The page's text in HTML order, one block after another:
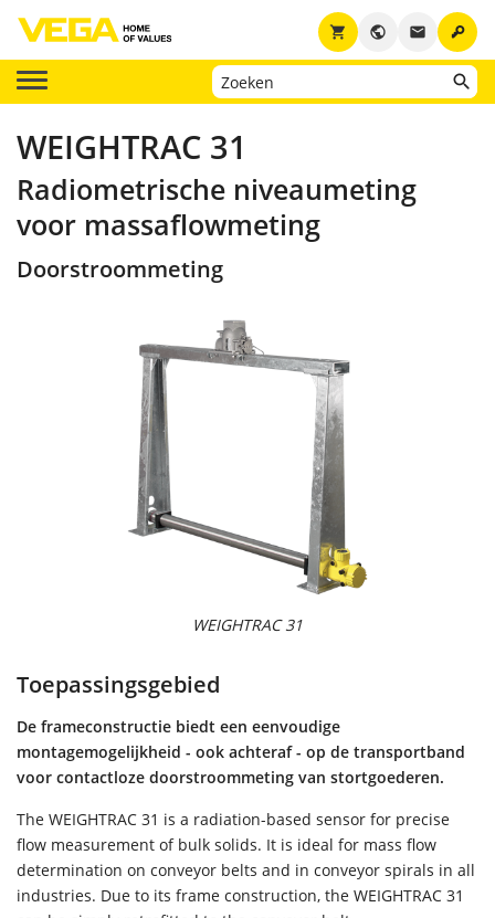
key
email
public
shopping_cart
WEIGHTRAC 31
Radiometrische niveaumeting
voor massaflowmeting
Doorstroommeting
WEIGHTRAC 31
Toepassingsgebied
De frameconstructie biedt een eenvoudige
montagemogelijkheid - ook achteraf - op de transportband
voor contactloze doorstroommeting van stortgoederen.
The WEIGHTRAC 31 is a radiation-based sensor for precise
flow measurement of bulk solids. It is ideal for mass flow
determination on conveyor belts and in conveyor spirals in all
industries. Due to its frame construction, the WEIGHTRAC 31